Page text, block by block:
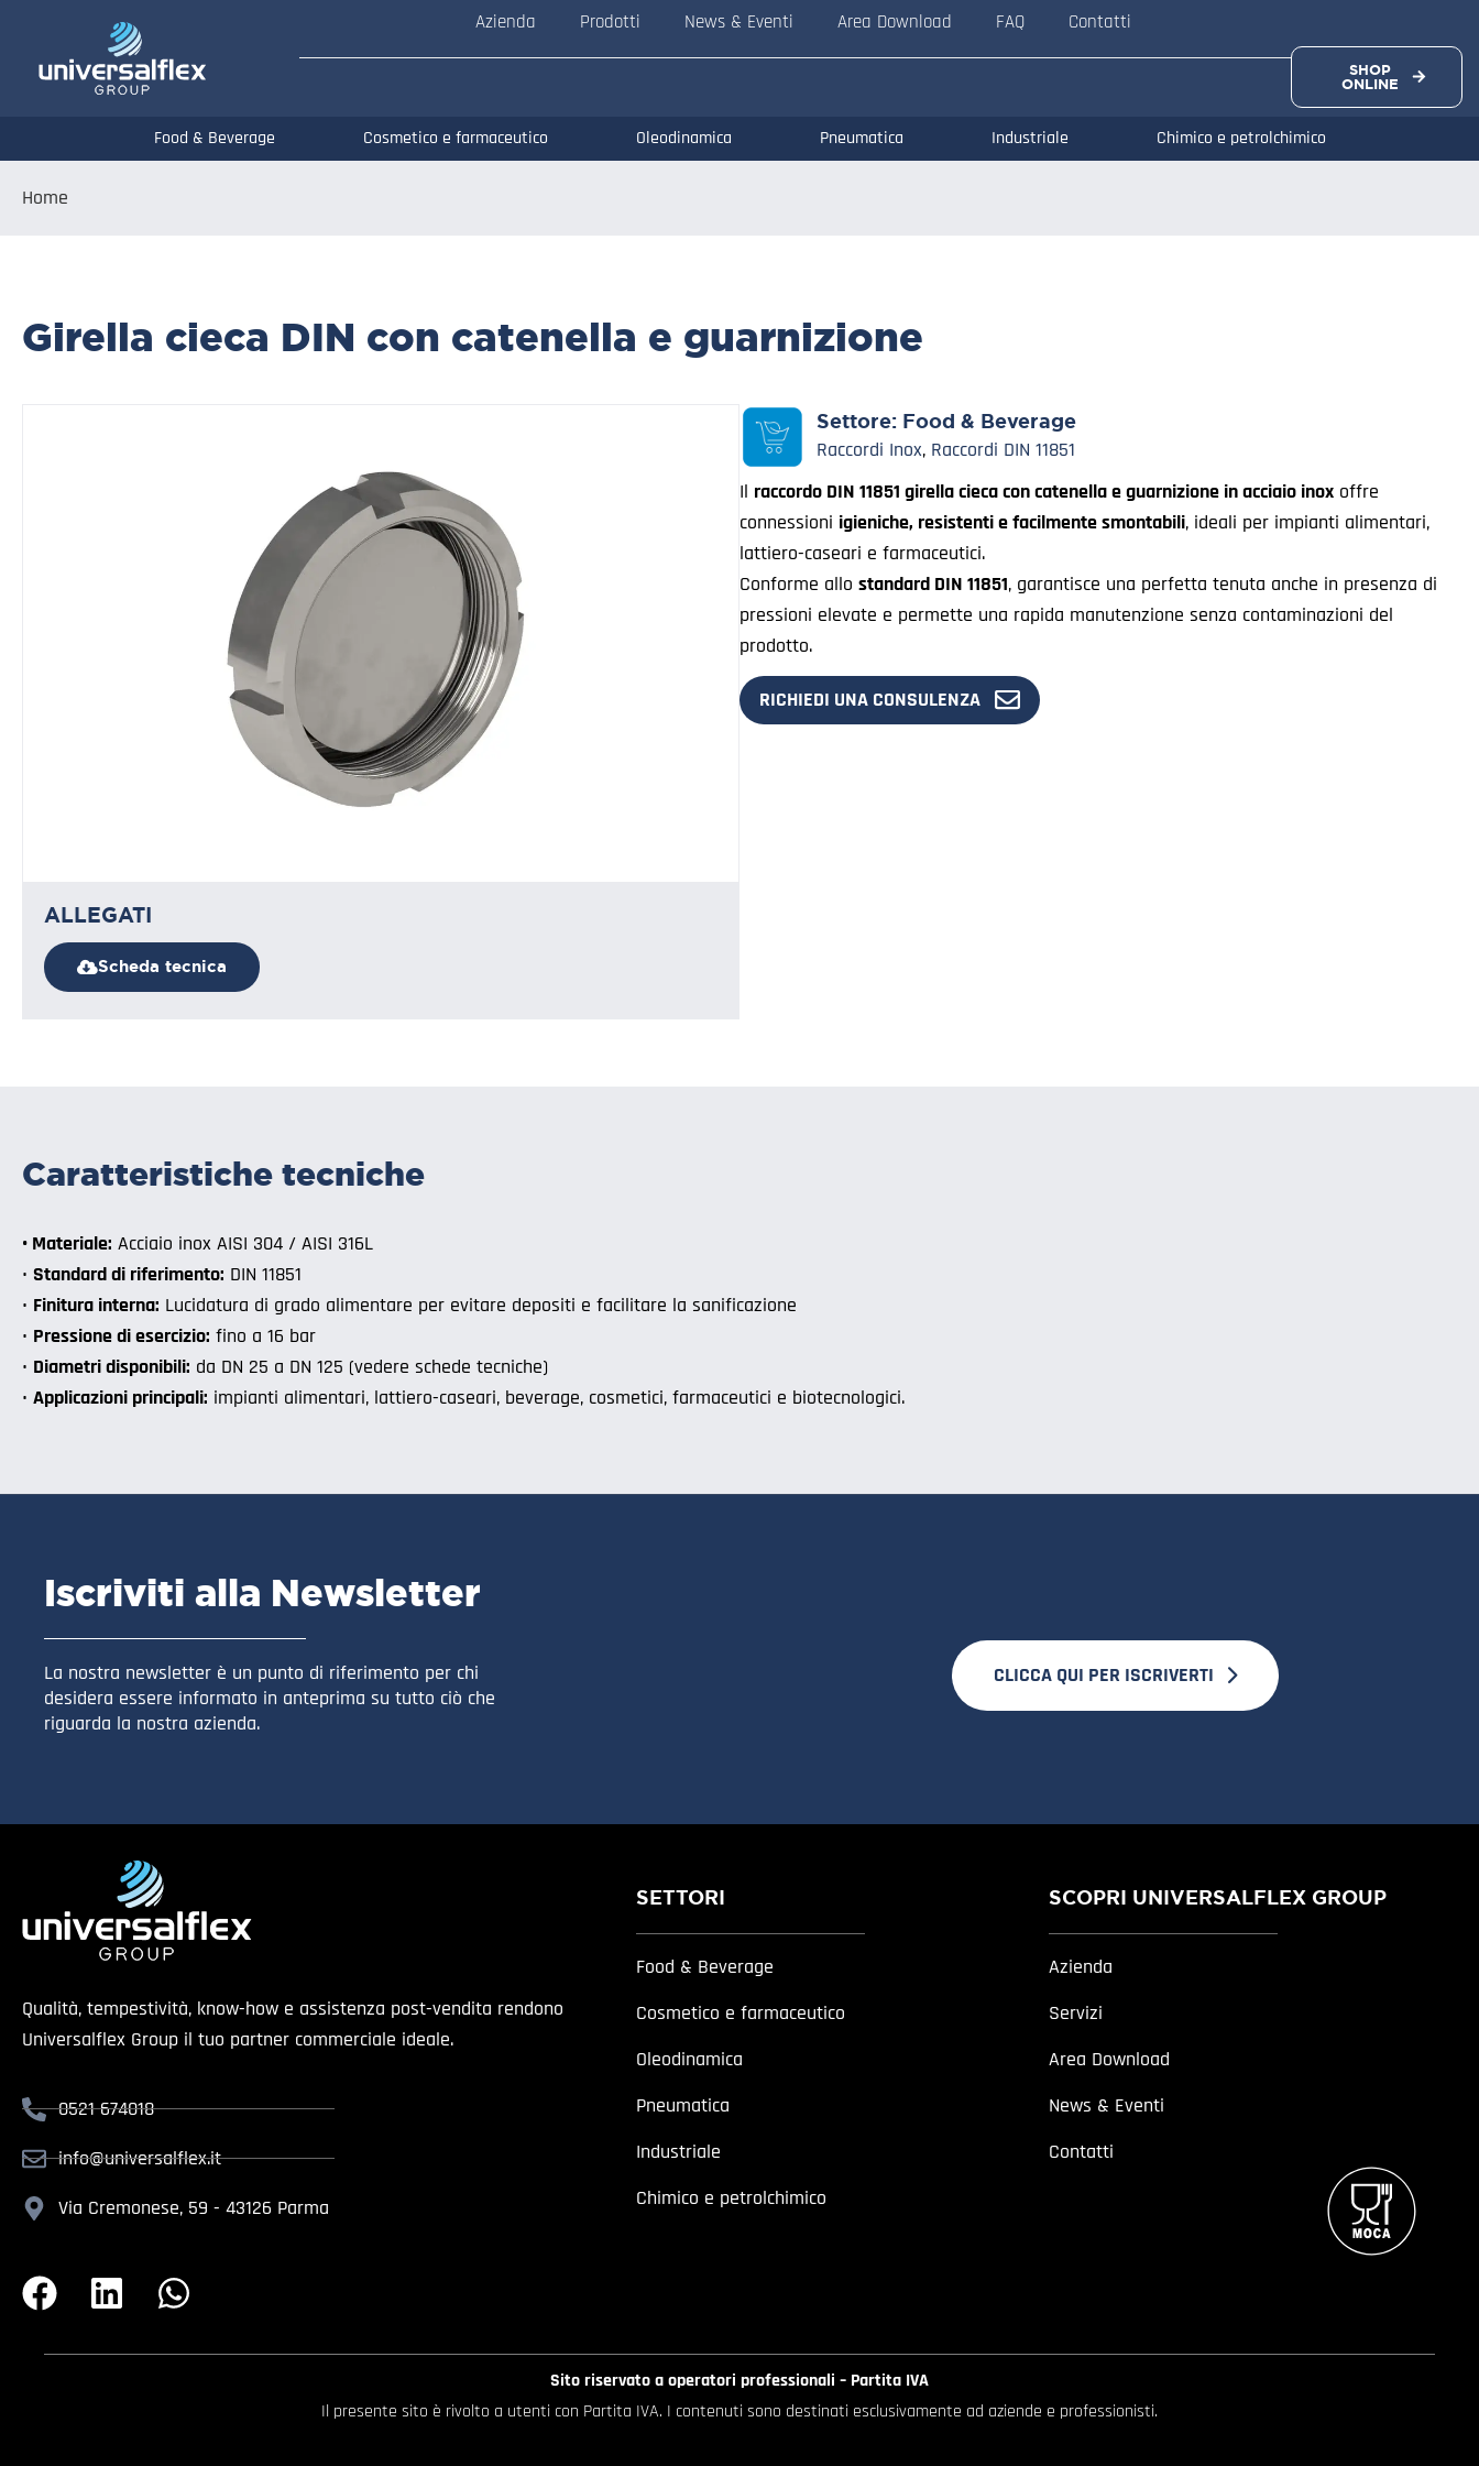
Azienda Prodotti News & Eventi Area Download FAQ Contatti
SHOP
ONLINE
Food & Beverage Cosmetico e farmaceutico Oleodinamica Pneumatica Industriale Chimico e petrolchimico
Home
Girella cieca DIN con catenella e guarnizione
ALLEGATI
Scheda tecnica
Settore: Food & Beverage
Raccordi Inox, Raccordi DIN 11851
Il raccordo DIN 11851 girella cieca con catenella e guarnizione in acciaio inox offre
connessioni igieniche, resistenti e facilmente smontabili, ideali per impianti alimentari,
lattiero-caseari e farmaceutici.
Conforme allo standard DIN 11851, garantisce una perfetta tenuta anche in presenza di
pressioni elevate e permette una rapida manutenzione senza contaminazioni del
prodotto.
RICHIEDI UNA CONSULENZA
Caratteristiche tecniche
• Materiale: Acciaio inox AISI 304 / AISI 316L
• Standard di riferimento: DIN 11851
• Finitura interna: Lucidatura di grado alimentare per evitare depositi e facilitare la sanificazione
• Pressione di esercizio: fino a 16 bar
• Diametri disponibili: da DN 25 a DN 125 (vedere schede tecniche)
• Applicazioni principali: impianti alimentari, lattiero-caseari, beverage, cosmetici, farmaceutici e biotecnologici.
Iscriviti alla Newsletter
La nostra newsletter è un punto di riferimento per chi
desidera essere informato in anteprima su tutto ciò che
riguarda la nostra azienda.
CLICCA QUI PER ISCRIVERTI
Qualità, tempestività, know-how e assistenza post-vendita rendono
Universalflex Group il tuo partner commerciale ideale.
0521 674018
info@universalflex.it
Via Cremonese, 59 - 43126 Parma
SETTORI
Food & Beverage
Cosmetico e farmaceutico
Oleodinamica
Pneumatica
Industriale
Chimico e petrolchimico
SCOPRI UNIVERSALFLEX GROUP
Azienda
Servizi
Area Download
News & Eventi
Contatti
Sito riservato a operatori professionali – Partita IVA
Il presente sito è rivolto a utenti con Partita IVA. I contenuti sono destinati esclusivamente ad aziende e professionisti.